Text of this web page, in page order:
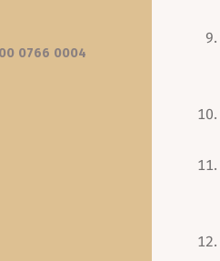
0766 0004